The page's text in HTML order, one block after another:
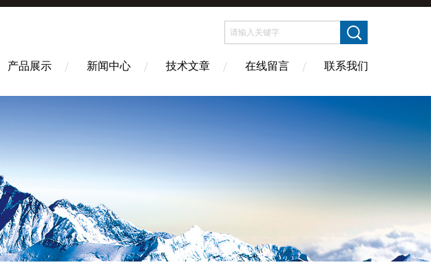
产品展示 新闻中心 技术文章 在线留言 联系我们